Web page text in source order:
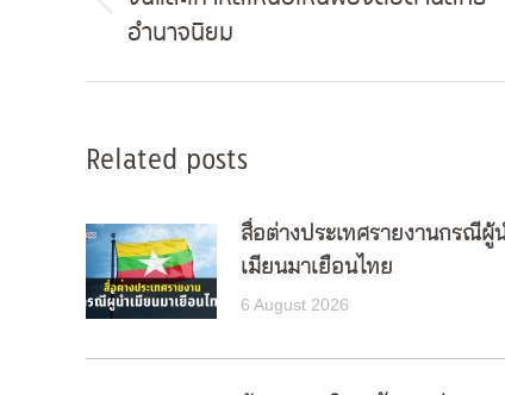
Previous
post:
อำนาจนิยม
Related posts
สื่อต่างประเทศรายงานกรณีผู้
เมียนมาเยือนไทย
6 August 2026